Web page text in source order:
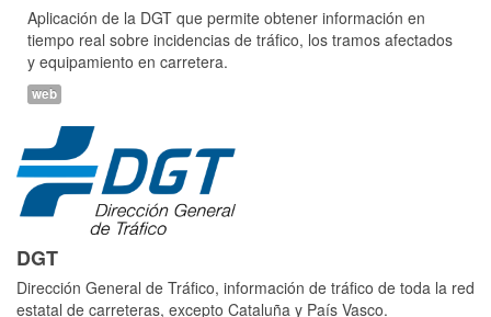
Aplicación de la DGT que permite obtener información en
tiempo real sobre incidencias de tráfico, los tramos afectados
y equipamiento en carretera.
web
DGT
Dirección General de Tráfico, información de tráfico de toda la red
estatal de carreteras, excepto Cataluña y País Vasco.